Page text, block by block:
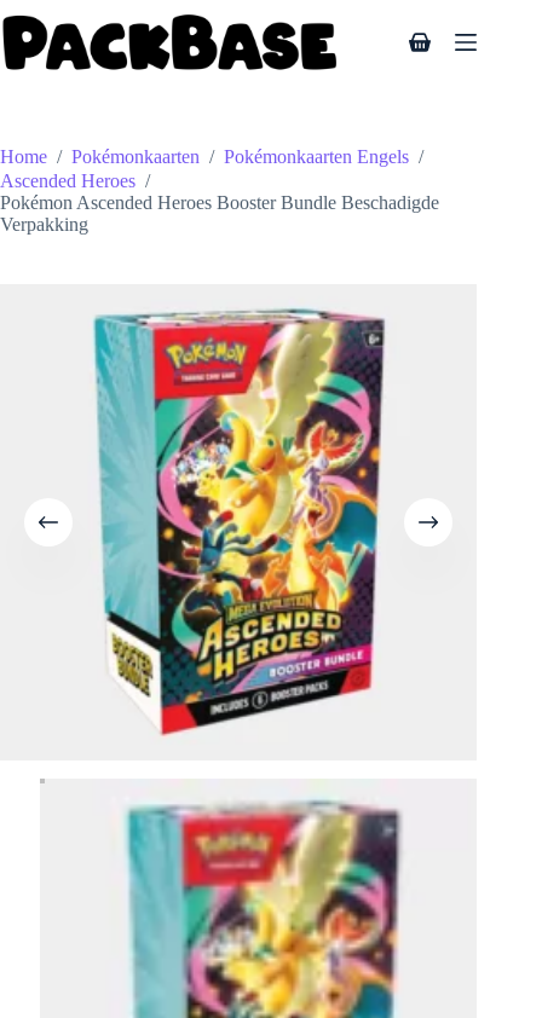
naar
de
inhoud
Winkelwagen
Home / Pokémonkaarten / Pokémonkaarten Engels /
Ascended Heroes /
Pokémon Ascended Heroes Booster Bundle Beschadigde
Verpakking